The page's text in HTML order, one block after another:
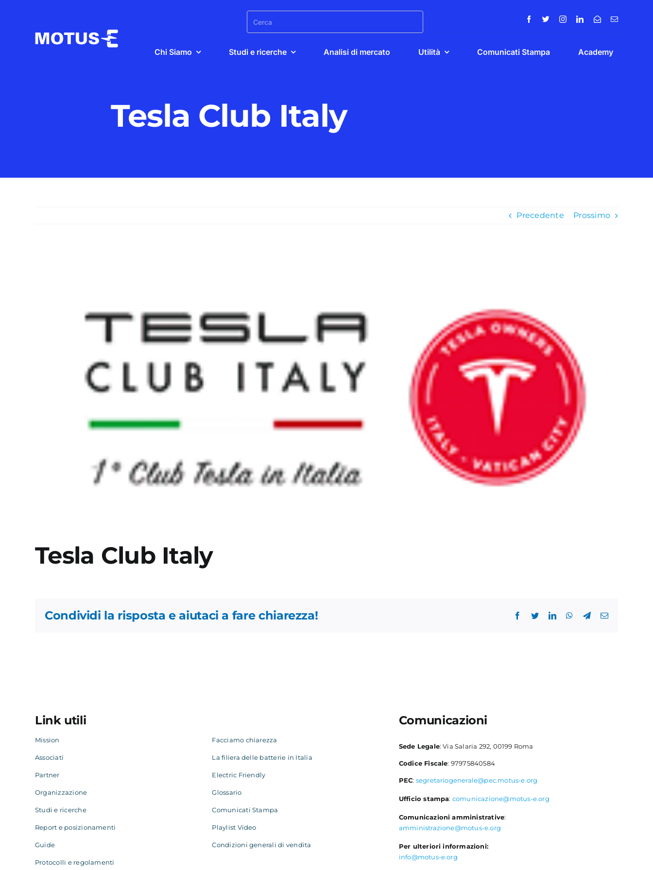
contenuto
Search
for:
Chi Siamo Studi e ricerche Analisi di mercato Utilità Comunicati Stampa Academy
Tesla Club Italy
Precedente Prossimo
Tesla Club Italy
Condividi la risposta e aiutaci a fare chiarezza! Facebook
TwitterLinkedInWhatsApp
TelegramEmail
Link utili
Mission
Associati
Partner
Organizzazione
Studi e ricerche
Report e posizionamenti
Guide
Protocolli e regolamenti
Facciamo chiarezza
La filiera delle batterie in Italia
Electric Friendly
Glossario
Comunicati Stampa
Playlist Video
Condizioni generali di vendita
Comunicazioni
Sede Legale: Via Salaria 292, 00199 Roma
Codice Fiscale: 97975840584
PEC: segretariogenerale@pec.motus-e.org
Ufficio stampa: comunicazione@motus-e.org
Comunicazioni amministrative:
amministrazione@motus-e.org
Per ulteriori informazioni:
info@motus-e.org